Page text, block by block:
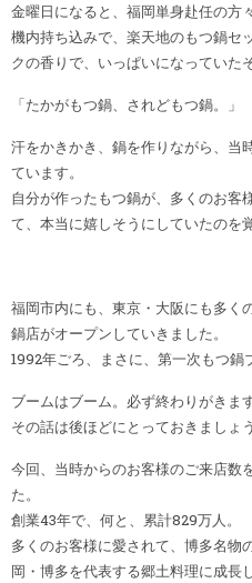
金曜日になると、福岡単身赴任の方
機内持ち込みで、楽天地のもつ鍋セ
クの香りで、いっぱいになっていた
「たかがもつ鍋、されどもつ鍋。」
汗をかきかき、鍋を作りながら、当
ています。
自分が作ったもつ鍋が、多くのお客
て、本当に嬉しそうにしていたのを
福岡市内にも、東京・大阪にも多く
鍋店がオープンしていきました。
1992年ごろ、まさに、第一次もつ鍋
ブームはブーム。必ず終わりがきます
その話は後ほどにとっておきましょ
今回、当時からのお客様のご来店数
た。
創業43年で、何と、累計829万人。
多くのお客様に愛されて、博多名物
岡・博多を代表する郷土料理に成長